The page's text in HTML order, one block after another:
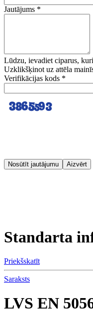
Jautājums *
Lūdzu, ievadiet ciparus,
Uzklikšķinot uz attēla
Verifikācijas kods *
Nosūtīt jautājumu Aizvērt
Standarta
Priekšskatīt
Saraksts
LVS EN